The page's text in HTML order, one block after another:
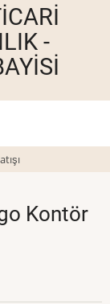
-
Kontör